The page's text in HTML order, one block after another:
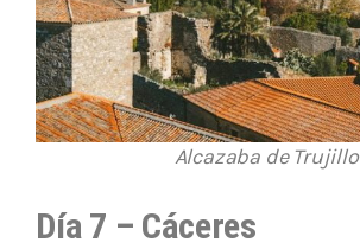
Alcazaba de Trujillo
Día 7 – Cáceres